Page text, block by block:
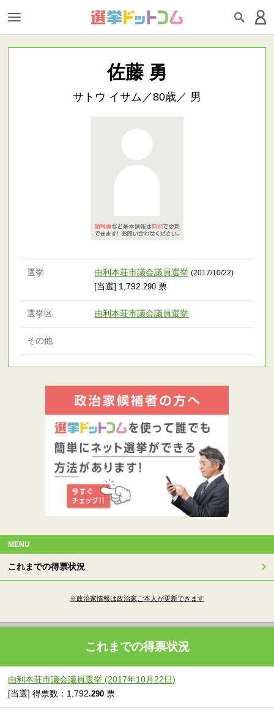
佐藤 勇
サトウ イサム／80歳／ 男
選挙 由利本荘市議会議員選挙 (2017/10/22)
[当選] 1,792.290 票
選挙区 由利本荘市議会議員選挙
その他
MENU
これまでの得票状況
※政治家情報は政治家ご本人が更新できます
これまでの得票状況
由利本荘市議会議員選挙 (2017年10月22日)
[当選] 得票数：1,792.290 票